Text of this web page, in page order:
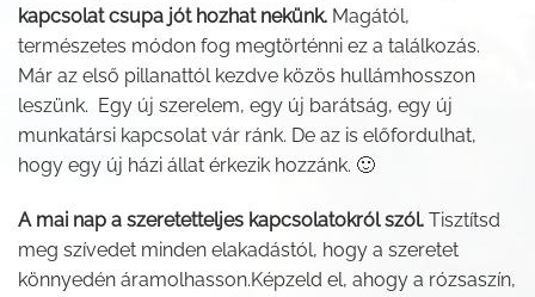
kapcsolat csupa jót hozhat nekünk. Magától,
természetes módon fog megtörténni ez a találkozás.
Már az első pillanattól kezdve közös hullámhosszon
leszünk. Egy új szerelem, egy új barátság, egy új
munkatársi kapcsolat vár ránk. De az is előfordulhat,
hogy egy új házi állat érkezik hozzánk. 🙂
A mai nap a szeretetteljes kapcsolatokról szól. Tisztítsd
meg szívedet minden elakadástól, hogy a szeretet
könnyedén áramolhasson.Képzeld el, ahogy a rózsaszín,